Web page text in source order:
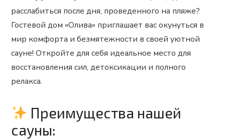
расслабиться после дня, проведенного на пляже?
Гостевой дом «Олива» приглашает вас окунуться в
мир комфорта и безмятежности в своей уютной
сауне! Откройте для себя идеальное место для
восстановления сил, детоксикации и полного
релакса.
Преимущества нашей
сауны: